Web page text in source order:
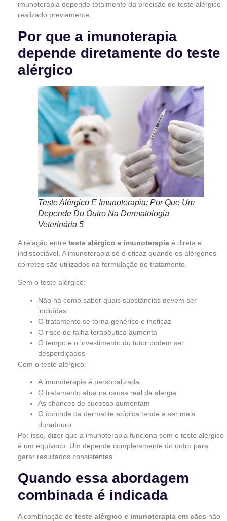
imunoterapia depende totalmente da precisão do teste alérgico
realizado previamente.
Por que a imunoterapia
depende diretamente do teste
alérgico
Teste Alérgico E Imunoterapia: Por Que Um
Depende Do Outro Na Dermatologia
Veterinária 5
A relação entre teste alérgico e imunoterapia é direta e
indissociável. A imunoterapia só é eficaz quando os alérgenos
corretos são utilizados na formulação do tratamento.
Sem o teste alérgico:
Não há como saber quais substâncias devem ser
incluídas
O tratamento se torna genérico e ineficaz
O risco de falha terapêutica aumenta
O tempo e o investimento do tutor podem ser
desperdiçados
Com o teste alérgico:
A imunoterapia é personalizada
O tratamento atua na causa real da alergia
As chances de sucesso aumentam
O controle da dermatite atópica tende a ser mais
duradouro
Por isso, dizer que a imunoterapia funciona sem o teste alérgico
é um equívoco. Um depende completamente do outro para
gerar resultados consistentes.
Quando essa abordagem
combinada é indicada
A combinação de teste alérgico e imunoterapia em cães não